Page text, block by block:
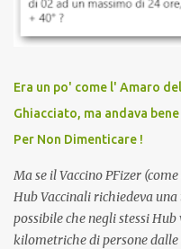
vaccinato, nessuno aveva
persona cattiva. Non
vaccino usato per
scuola. Non avevamo mai
dodicenne di ignorare il
che abbiamo elencato sopra...
Era un po' come l' Amaro
Ghiacciato, ma andava
Per Non Dimenticare !
Ma se il Vaccino PFizer
Hub Vaccinali richiedeva una
possibile che negli stessi
kilometriche di persone